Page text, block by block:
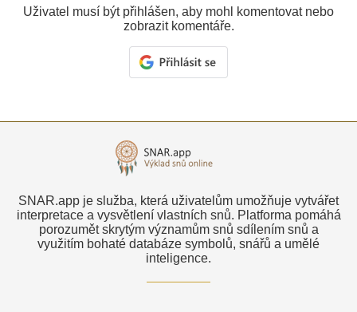
Uživatel musí být přihlášen, aby mohl komentovat nebo
zobrazit komentáře.
SNAR.app je služba, která uživatelům umožňuje vytvářet
interpretace a vysvětlení vlastních snů. Platforma pomáhá
porozumět skrytým významům snů sdílením snů a
využitím bohaté databáze symbolů, snářů a umělé
inteligence.